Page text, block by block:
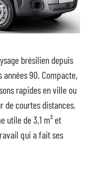
brésilien depuis
années 90. Compacte,
rapides en ville ou
de courtes distances.
utile de 3,1 m³ et
qui a fait ses